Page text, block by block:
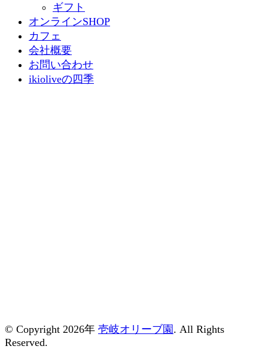
ギフト
オンラインSHOP
カフェ
会社概要
お問い合わせ
ikioliveの四季
© Copyright 2026年 壱岐オリーブ園 . All Rights
Reserved.